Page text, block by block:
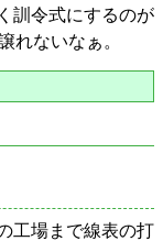
訓令式にするのが
れないなぁ。
工場まで線表の打